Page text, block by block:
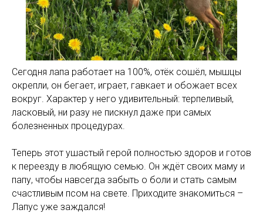
Сегодня лапа работает на 100%, отёк сошёл, мышцы
окрепли, он бегает, играет, гавкает и обожает всех
вокруг. Характер у него удивительный: терпеливый,
ласковый, ни разу не пискнул даже при самых
болезненных процедурах.
Теперь этот ушастый герой полностью здоров и готов
к переезду в любящую семью. Он ждёт своих маму и
папу, чтобы навсегда забыть о боли и стать самым
счастливым псом на свете. Приходите знакомиться –
Лапус уже заждался!